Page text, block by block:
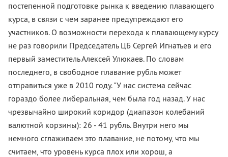
постепенной подготовке рынка к введению плавающего
курса, в связи с чем заранее предупреждают его
участников. О возможности перехода к плавающему курсу
не раз говорили Председатель ЦБ Сергей Игнатьев и его
первый заместитель Алексей Улюкаев. По словам
последнего, в свободное плавание рубль может
отправиться уже в 2010 году. "У нас система сейчас
гораздо более либеральная, чем была год назад. У нас
чрезвычайно широкий коридор (диапазон колебаний
валютной корзины): 26 - 41 рубль. Внутри него мы
немного сглаживаем это плавание, не потому, что мы
считаем, что уровень курса плох или хорош, а